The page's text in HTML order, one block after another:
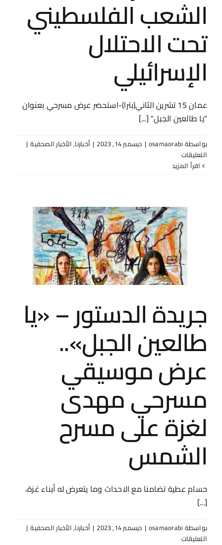
الشعب الفلسطيني
تحت الاحتلال
الإسرائيلي
عمان 15 تشرين الثاني(بترا)-استحضر عرض مسرحي بعنوان
"يا طالعين الجبل" [...]
بواسطة osamaorabi
| ديسمبر 14, 2023 | أخبارنا,الأخبار الصحفية |
التعليقاتعلى
بترا
يستحضر
معاناة
الشعب
الفلسطيني
تحت
الاحتلال
الإسرائيلي
مغلقة
جريدة الدستور – «يا
طالعين الجبل»..
عرض موسيقي
مسرحي مهدى
لغزة على مسرح
الشمس
حسام عطية تضامنا مع الاحداث وما يتعرض له أبناء غزة،
[...]
بواسطة osamaorabi
| ديسمبر 14, 2023 | أخبارنا,الأخبار الصحفية |
التعليقاتعلى